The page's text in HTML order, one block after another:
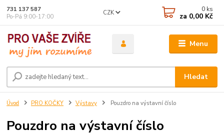
Menu
CZK
Hledat
731 137 587
Po-Pá 9:00-17:00
0 ks
za 0,00 Kč
Úvod PRO KOČKY Výstavy Pouzdro na výstavní číslo
Pouzdro na výstavní číslo